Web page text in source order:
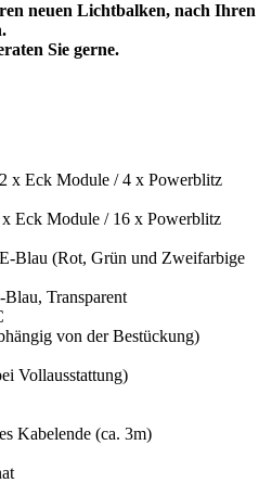
neuen Lichtbalken, nach Ihren
Sie gerne.
x Eck Module / 4 x Powerblitz
x Eck Module / 16 x Powerblitz
Blau (Rot, Grün und Zweifarbige
Transparent
von der Bestückung)
Vollausstattung)
Kabelende (ca. 3m)